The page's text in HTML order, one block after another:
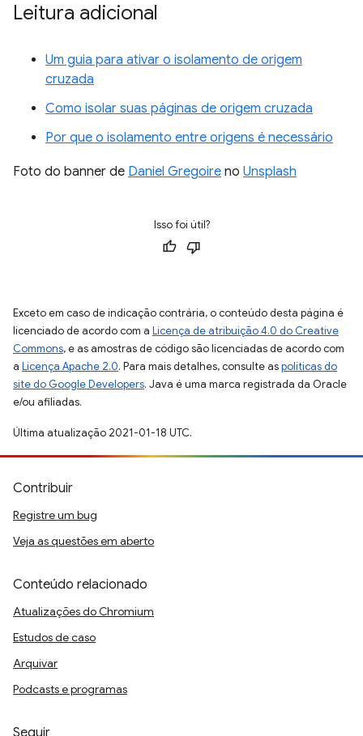
Leitura adicional
Um guia para ativar o isolamento de origem
cruzada
Como isolar suas páginas de origem cruzada
Por que o isolamento entre origens é necessário
Foto do banner de Daniel Gregoire no Unsplash
Isso foi útil?
Exceto em caso de indicação contrária, o conteúdo desta página é
licenciado de acordo com a Licença de atribuição 4.0 do Creative
Commons, e as amostras de código são licenciadas de acordo com
a Licença Apache 2.0. Para mais detalhes, consulte aspolíticas do
site do Google Developers. Java é uma marca registrada da Oracle
e/ou afiliadas.
Última atualização 2021-01-18 UTC.
Contribuir
Registre um bug
Veja as questões em aberto
Conteúdo relacionado
Atualizações do Chromium
Estudos de caso
Arquivar
Podcasts e programas
Seguir